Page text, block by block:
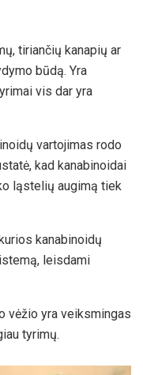
tiriančių kanapių ar
būdą. Yra
vis dar yra
vartojimas rodo
kad kanabinoidai
ląstelių augimą tiek
kanabinoidų
leisdami
vėžio yra veiksmingas
tyrimų.